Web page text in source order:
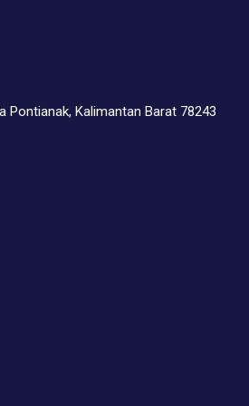
Pontianak, Kalimantan Barat 78243